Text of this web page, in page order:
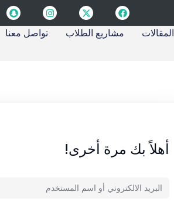
المقالات مشاريع الطلاب تواصل معنا
أهلاً بك مرة أخرى!